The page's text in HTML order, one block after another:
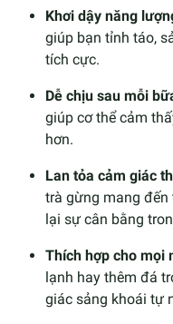
Khơi dậy năng
giúp bạn tỉnh táo,
tích cực.
Dễ chịu sau mỗi
giúp cơ thể cảm
hơn.
Lan tỏa cảm giác
trà gừng mang
lại sự cân bằng
Thích hợp cho mọi
lạnh hay thêm đá
giác sảng khoái tự